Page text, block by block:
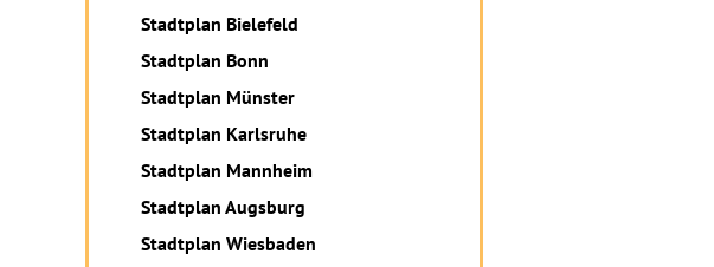
Stadtplan Bielefeld
Stadtplan Bonn
Stadtplan Münster
Stadtplan Karlsruhe
Stadtplan Mannheim
Stadtplan Augsburg
Stadtplan Wiesbaden